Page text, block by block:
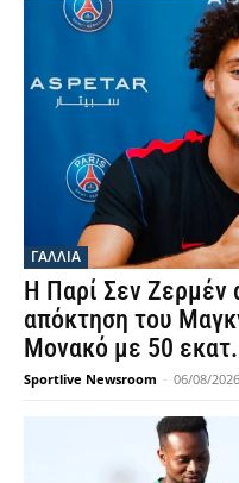
ΓΑΛΛΙΑ
Η Παρί Σεν Ζερμέν
απόκτηση του
Μονακό με 50
Sportlive Newsroom - 06/08/